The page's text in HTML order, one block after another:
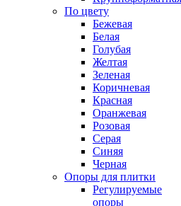
По цвету
Бежевая
Белая
Голубая
Желтая
Зеленая
Коричневая
Красная
Оранжевая
Розовая
Серая
Синяя
Черная
Опоры для плитки
Регулируемые
опоры